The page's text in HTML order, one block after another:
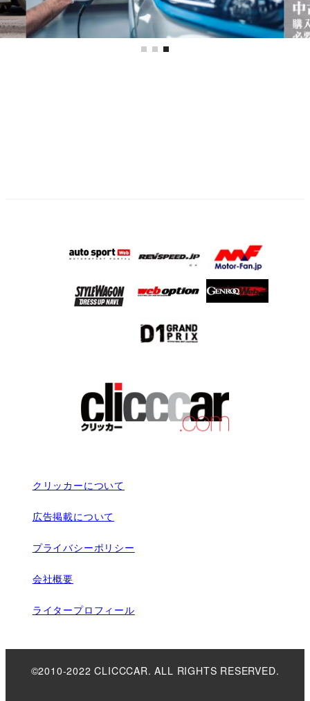
クリッカーについて
広告掲載について
プライバシーポリシー
会社概要
ライタープロフィール
©2010-2022 CLICCCAR. ALL RIGHTS RESERVED.